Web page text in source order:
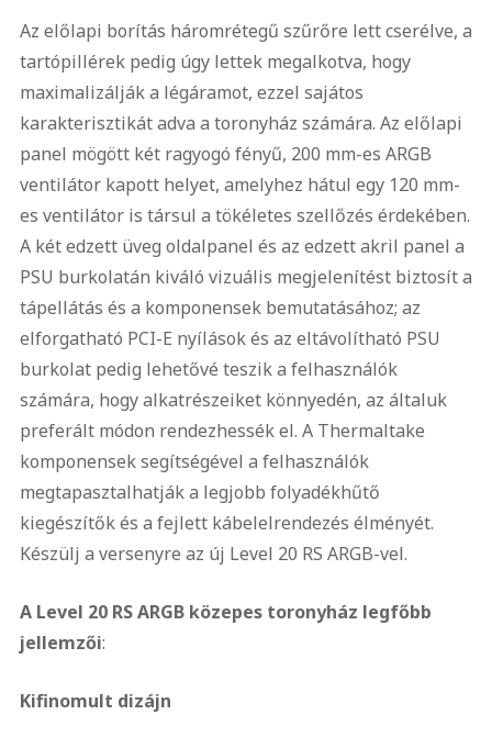
Az előlapi borítás háromrétegű szűrőre lett cserélve, a
tartópillérek pedig úgy lettek megalkotva, hogy
maximalizálják a légáramot, ezzel sajátos
karakterisztikát adva a toronyház számára. Az előlapi
panel mögött két ragyogó fényű, 200 mm-es ARGB
ventilátor kapott helyet, amelyhez hátul egy 120 mm-
es ventilátor is társul a tökéletes szellőzés érdekében.
A két edzett üveg oldalpanel és az edzett akril panel a
PSU burkolatán kiváló vizuális megjelenítést biztosít a
tápellátás és a komponensek bemutatásához; az
elforgatható PCI-E nyílások és az eltávolítható PSU
burkolat pedig lehetővé teszik a felhasználók
számára, hogy alkatrészeiket könnyedén, az általuk
preferált módon rendezhessék el. A Thermaltake
komponensek segítségével a felhasználók
megtapasztalhatják a legjobb folyadékhűtő
kiegészítők és a fejlett kábelelrendezés élményét.
Készülj a versenyre az új Level 20 RS ARGB-vel.
A Level 20 RS ARGB közepes toronyház legfőbb
jellemzői:
Kifinomult dizájn